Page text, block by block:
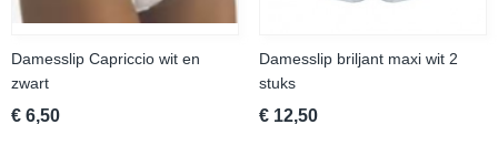
Damesslip Capriccio wit en
zwart
€ 6,50
Damesslip briljant maxi wit 2
stuks
€ 12,50